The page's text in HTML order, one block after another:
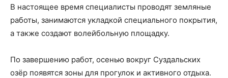
В настоящее время специалисты проводят земляные
работы, занимаются укладкой специального покрытия,
а также создают волейбольную площадку.
По завершению работ, осенью вокруг Суздальских
озёр появятся зоны для прогулок и активного отдыха.